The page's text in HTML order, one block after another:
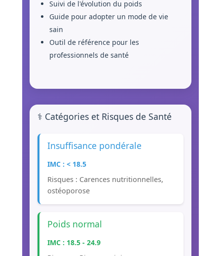
Suivi de l'évolution du poids
Guide pour adopter un mode de vie
sain
Outil de référence pour les
professionnels de santé
⚕️ Catégories et Risques de Santé
Insuffisance pondérale
IMC : < 18.5
Risques : Carences nutritionnelles,
ostéoporose
Poids normal
IMC : 18.5 - 24.9